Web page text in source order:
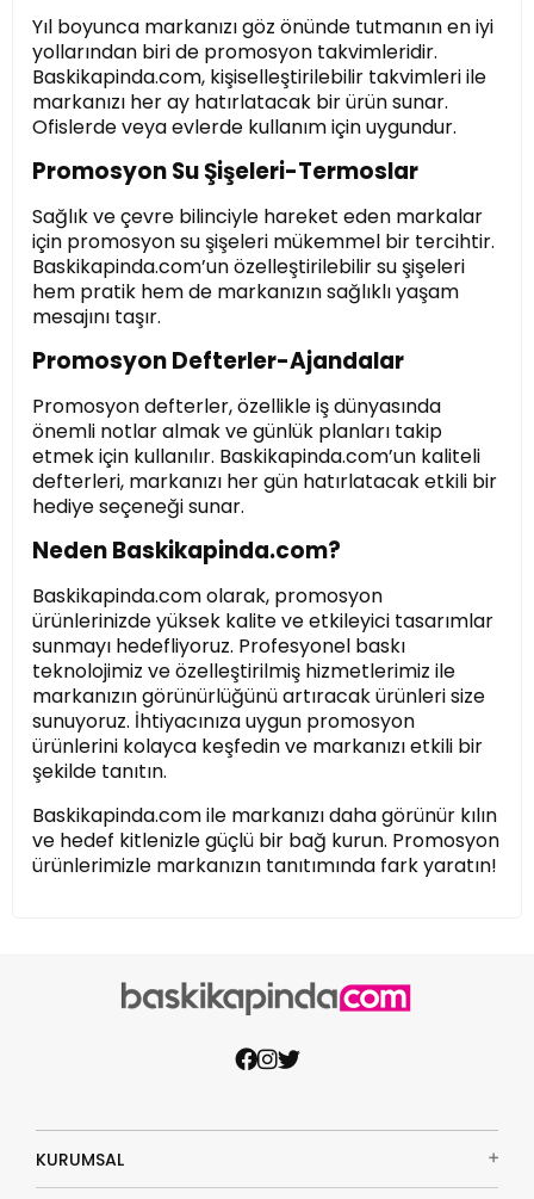
Yıl boyunca markanızı göz önünde tutmanın en iyi
yollarından biri de promosyon takvimleridir.
Baskikapinda.com, kişiselleştirilebilir takvimleri ile
markanızı her ay hatırlatacak bir ürün sunar.
Ofislerde veya evlerde kullanım için uygundur.
Promosyon Su Şişeleri-Termoslar
Sağlık ve çevre bilinciyle hareket eden markalar
için promosyon su şişeleri mükemmel bir tercihtir.
Baskikapinda.com’un özelleştirilebilir su şişeleri
hem pratik hem de markanızın sağlıklı yaşam
mesajını taşır.
Promosyon Defterler-Ajandalar
Promosyon defterler, özellikle iş dünyasında
önemli notlar almak ve günlük planları takip
etmek için kullanılır. Baskikapinda.com’un kaliteli
defterleri, markanızı her gün hatırlatacak etkili bir
hediye seçeneği sunar.
Neden Baskikapinda.com?
Baskikapinda.com olarak, promosyon
ürünlerinizde yüksek kalite ve etkileyici tasarımlar
sunmayı hedefliyoruz. Profesyonel baskı
teknolojimiz ve özelleştirilmiş hizmetlerimiz ile
markanızın görünürlüğünü artıracak ürünleri size
sunuyoruz. İhtiyacınıza uygun promosyon
ürünlerini kolayca keşfedin ve markanızı etkili bir
şekilde tanıtın.
Baskikapinda.com ile markanızı daha görünür kılın
ve hedef kitlenizle güçlü bir bağ kurun. Promosyon
ürünlerimizle markanızın tanıtımında fark yaratın!
KURUMSAL